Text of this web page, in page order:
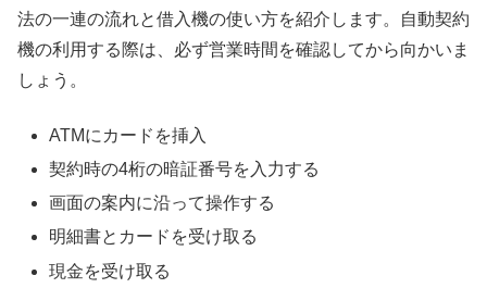
法の一連の流れと借入機の使い方を紹介します。自動契約
機の利用する際は、必ず営業時間を確認してから向かいま
しょう。
ATMにカードを挿入
契約時の4桁の暗証番号を入力する
画面の案内に沿って操作する
明細書とカードを受け取る
現金を受け取る